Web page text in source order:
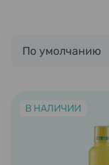
По умолчанию
В НАЛИЧИИ